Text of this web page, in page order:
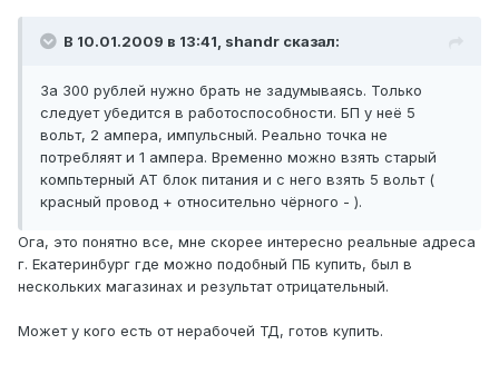
В 10.01.2009 в 13:41, shandr сказал:
За 300 рублей нужно брать не задумываясь. Только
следует убедится в работоспособности. БП у неё 5
вольт, 2 ампера, импульсный. Реально точка не
потребляят и 1 ампера. Временно можно взять старый
компьтерный АТ блок питания и с него взять 5 вольт (
красный провод + относительно чёрного - ).
Ога, это понятно все, мне скорее интересно реальные адреса
г. Екатеринбург где можно подобный ПБ купить, был в
нескольких магазинах и результат отрицательный.
Может у кого есть от нерабочей ТД, готов купить.